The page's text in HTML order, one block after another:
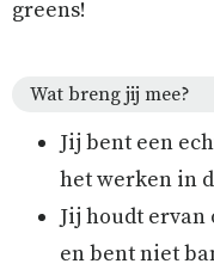
greens!
Wat breng jij mee?
Jij bent een
het werken in
Jij houdt ervan
en bent niet